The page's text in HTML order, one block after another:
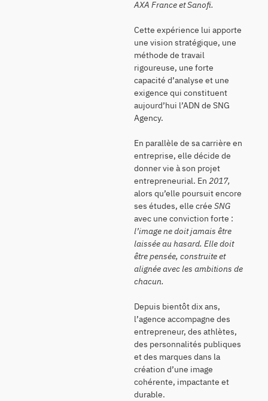
AXA France et Sanofi.
Cette expérience lui apporte
une vision stratégique, une
méthode de travail
rigoureuse, une forte
capacité d’analyse et une
exigence qui constituent
aujourd’hui l’ADN de SNG
Agency.
En parallèle de sa carrière en
entreprise, elle décide de
donner vie à son projet
entrepreneurial. En 2017,
alors qu’elle poursuit encore
ses études, elle crée SNG
avec une conviction forte :
l’image ne doit jamais être
laissée au hasard. Elle doit
être pensée, construite et
alignée avec les ambitions de
chacun.
Depuis bientôt dix ans,
l’agence accompagne des
entrepreneur, des athlètes,
des personnalités publiques
et des marques dans la
création d’une image
cohérente, impactante et
durable.